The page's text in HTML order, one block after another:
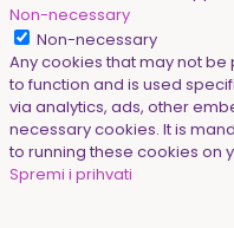
Non-necessary
Non-necessary
Any cookies that may not
to function and is used
via analytics, ads, other
necessary cookies. It is
to running these cookies on
Spremi i prihvati